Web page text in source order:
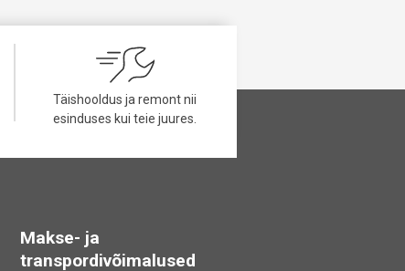
Täishooldus ja remont nii
esinduses kui teie juures.
Makse- ja
transpordivõimalused